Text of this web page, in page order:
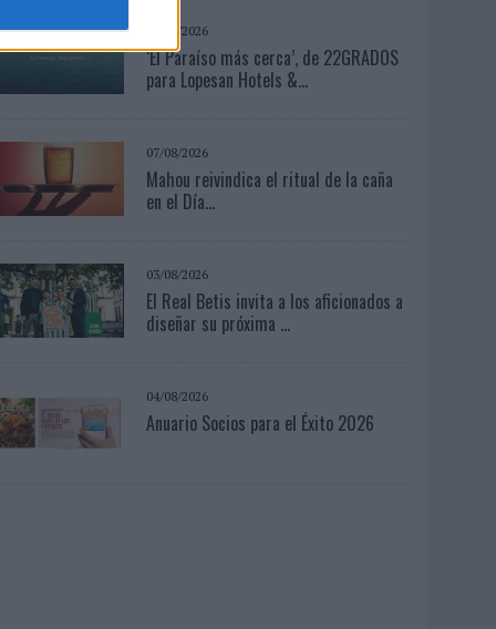
04/08/2026
‘El Paraíso más cerca’, de 22GRADOS
para Lopesan Hotels &...
07/08/2026
Mahou reivindica el ritual de la caña
en el Día...
03/08/2026
El Real Betis invita a los aficionados a
diseñar su próxima ...
04/08/2026
Anuario Socios para el Éxito 2026